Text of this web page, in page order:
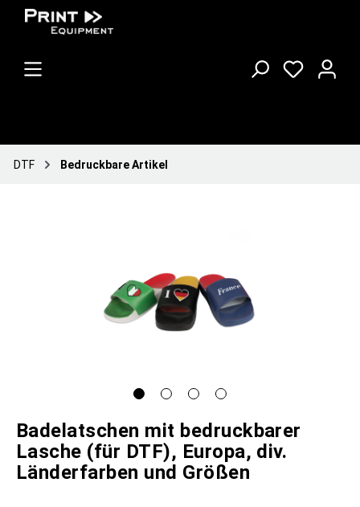
DTF Bedruckbare Artikel
Badelatschen mit bedruckbarer
Lasche (für DTF), Europa, div.
Länderfarben und Größen